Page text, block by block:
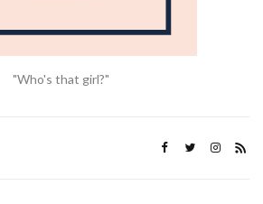
"Who's that girl?"